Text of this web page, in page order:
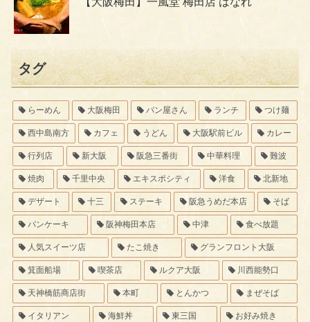
タグ
らーめん 大阪梅田 パン屋さん ランチ つけ麺
西中島南方 カフェ うどん 大阪駅前ビル カレー
行列店 新大阪 阪急三番街 中華料理 難波
焼肉 千里中央 エキスポシティ 洋食 北新地
デザート 十三 ステーキ 阪急うめだ本店 そば
パンケーキ 阪神梅田本店 中津 食べ放題
人気スイーツ店 たこ焼き グランフロント大阪
箕面船場 喫茶店 ルクア大阪 川西能勢口
天神橋筋商店街 本町 とんかつ まぜそば
イタリアン 海鮮丼 東三国 お好み焼き